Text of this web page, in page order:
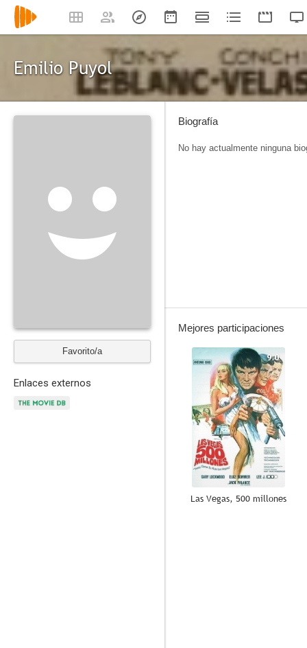
Emilio Puyol
Favorito/a
Enlaces externos
Biografía
No hay actualmente ninguna
Mejores participaciones
9.0
Las Vegas, 500 millones